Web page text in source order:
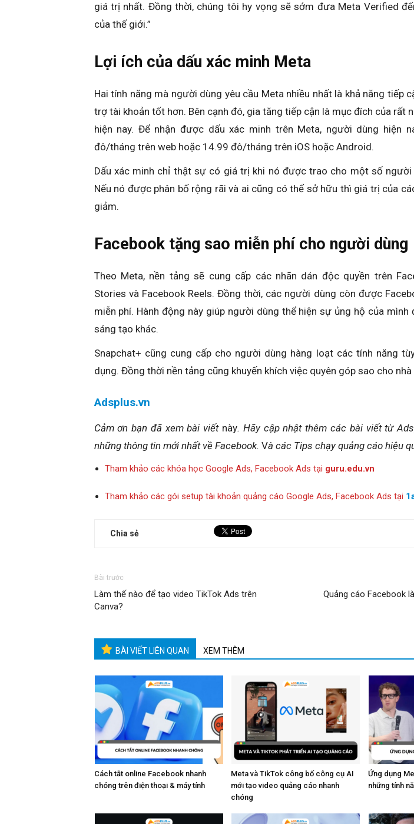
giá trị nhất. Đồng thời, chúng tôi hy vọng sẽ sớm đưa Meta Verified
của thế giới.”
Lợi ích của dấu xác minh Meta
Hai tính năng mà người dùng yêu cầu Meta nhiều nhất là khả năng tiếp
trợ tài khoản tốt hơn. Bên cạnh đó, gia tăng tiếp cận là mục đích của rất
hiện nay. Để nhận được dấu xác minh trên Meta, người dùng hiện
đô/tháng trên web hoặc 14.99 đô/tháng trên iOS hoặc Android.
Dấu xác minh chỉ thật sự có giá trị khi nó được trao cho một số người
Nếu nó được phân bố rộng rãi và ai cũng có thể sở hữu thì giá trị của
giảm.
Facebook tặng sao miễn phí cho người dùng
Theo Meta, nền tảng sẽ cung cấp các nhãn dán độc quyền trên
Stories và Facebook Reels. Đồng thời, các người dùng còn được
miễn phí. Hành động này giúp người dùng thể hiện sự ủng hộ của mình
sáng tạo khác.
Snapchat+ cũng cung cấp cho người dùng hàng loạt các tính năng
dụng. Đồng thời nền tảng cũng khuyến khích việc quyên góp sao cho
Adsplus.vn
Cảm ơn bạn đã xem bài viết này. Hãy cập nhật thêm các bài viết từ
những thông tin mới nhất về Facebook. Và các Tips chạy quảng cáo hiệu
Tham khảo các khóa học Google Ads, Facebook Ads tại guru.edu.vn
Tham khảo các gói setup tài khoản quảng cáo Google Ads, Facebook Ads tại
Chia sẻ
Bài trước
Làm thế nào để tạo video TikTok Ads trên
Canva?
Quảng cáo Facebook
BÀI VIẾT LIÊN QUAN XEM THÊM
Cách tắt online Facebook nhanh
chóng trên điện thoại & máy tính
Meta và TikTok công bố công cụ AI
mới tạo video quảng cáo nhanh
chóng
Ứng dụng
những tính